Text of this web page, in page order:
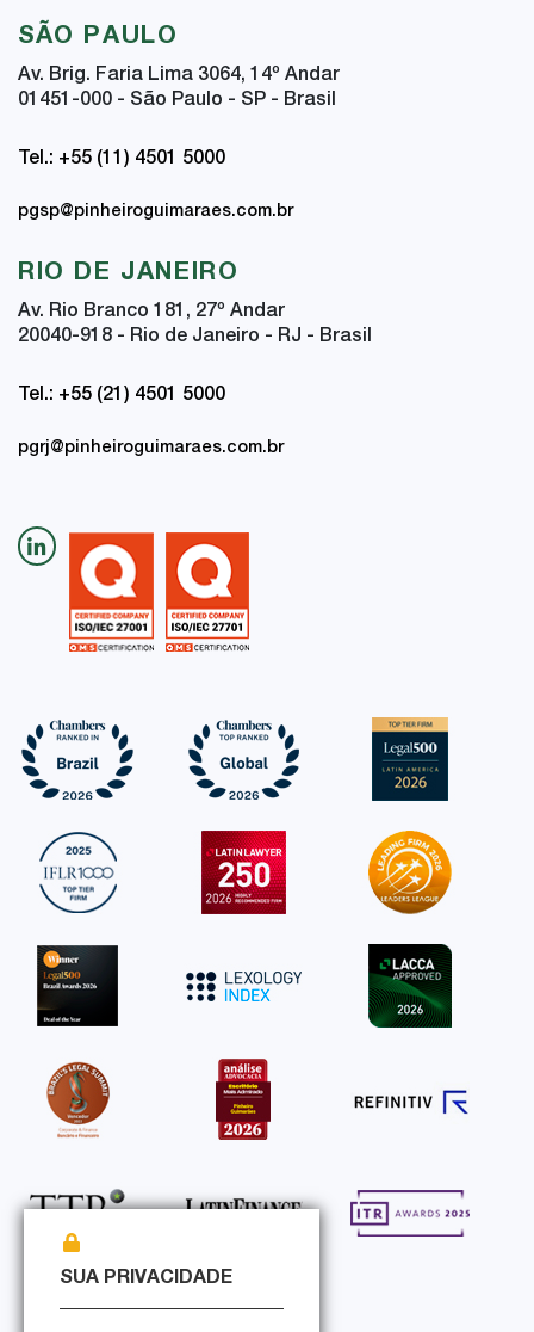
SÃO PAULO
Av. Brig. Faria Lima 3064, 14º Andar
01451-000 - São Paulo - SP - Brasil
Tel.: +55 (11) 4501 5000
pgsp@pinheiroguimaraes.com.br
RIO DE JANEIRO
Av. Rio Branco 181, 27º Andar
20040-918 - Rio de Janeiro - RJ - Brasil
Tel.: +55 (21) 4501 5000
pgrj@pinheiroguimaraes.com.br
SUA PRIVACIDADE